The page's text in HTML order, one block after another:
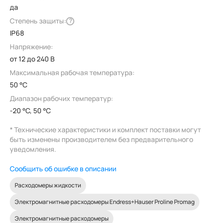
да
Степень защиты: ?
IP68
Напряжение:
от 12 до 240 В
Максимальная рабочая температура:
50 °C
Диапазон рабочих температур:
-20 °C, 50 °C
* Технические характеристики и комплект поставки могут
быть изменены производителем без предварительного
уведомления.
Сообщить об ошибке в описании
Расходомеры жидкости
Электромагнитные расходомеры Endress+Hauser Proline Promag
Электромагнитные расходомеры